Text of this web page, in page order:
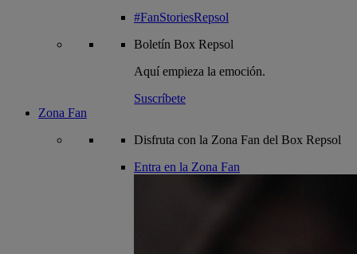
#FanStoriesRepsol
Boletín Box Repsol
Aquí empieza la emoción.
Suscríbete
Zona Fan
Disfruta con la Zona Fan del Box Repsol
Entra en la Zona Fan